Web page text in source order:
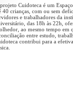
Cuidoteca é um
40 crianças, com ou sem
e trabalhadores da
das 18h às 22h,
ao mesmo tempo em
entre estudo,
contribui para a